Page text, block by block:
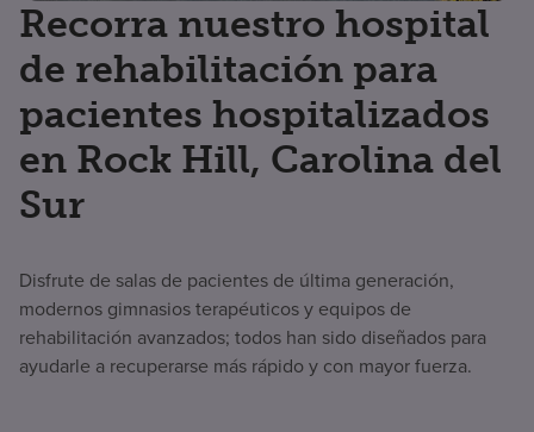
Recorra nuestro hospital
de rehabilitación para
pacientes hospitalizados
en Rock Hill, Carolina del
Sur
Disfrute de salas de pacientes de última generación,
modernos gimnasios terapéuticos y equipos de
rehabilitación avanzados; todos han sido diseñados para
ayudarle a recuperarse más rápido y con mayor fuerza.